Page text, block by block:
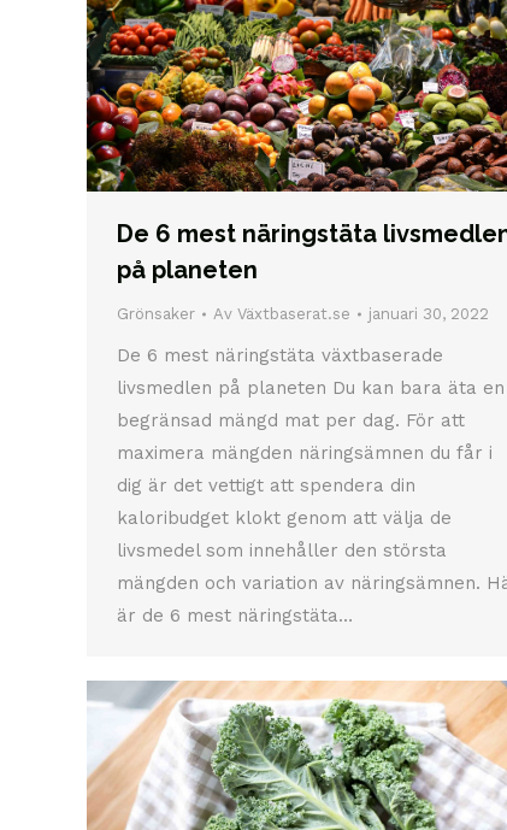
De 6 mest näringstäta
på planeten
Grönsaker Av Växtbaserat.se januari 30, 2022
De 6 mest näringstäta växtbaserade
livsmedlen på planeten Du kan bara äta en
begränsad mängd mat per dag. För att
maximera mängden näringsämnen du får i
dig är det vettigt att spendera din
kaloribudget klokt genom att välja de
livsmedel som innehåller den största
mängden och variation av näringsämnen.
är de 6 mest näringstäta…